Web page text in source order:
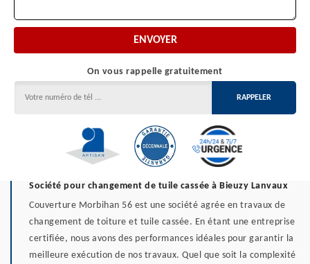
On vous rappelle gratuitement
Société pour changement de tuile cassée à Bieuzy Lanvaux
Couverture Morbihan 56 est une société agrée en travaux de
changement de toiture et tuile cassée. En étant une entreprise
certifiée, nous avons des performances idéales pour garantir la
meilleure exécution de nos travaux. Quel que soit la complexité